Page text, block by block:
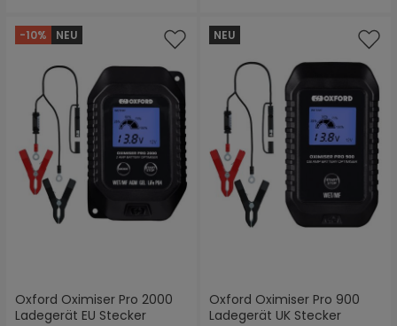
-10% NEU
Oxford Oximiser Pro 2000
Ladegerät EU Stecker
NEU
Oxford Oximiser Pro 900
Ladegerät UK Stecker